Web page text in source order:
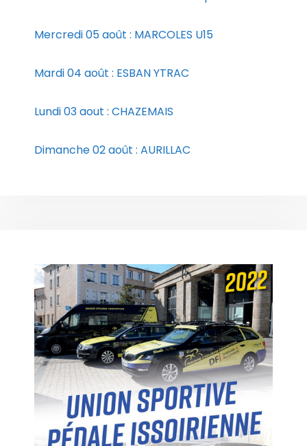
Mercredi 05 août : MARCOLES U15
Mardi 04 août : ESBAN YTRAC
Lundi 03 aout : CHAZEMAIS
Dimanche 02 août : AURILLAC